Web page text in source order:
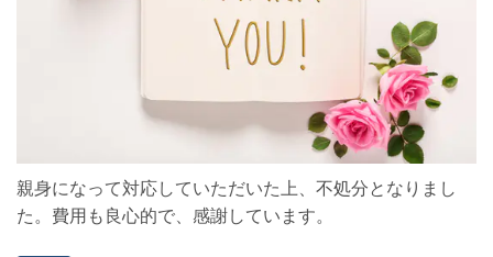
親身になって対応していただいた上、不処分となりまし
た。費用も良心的で、感謝しています。